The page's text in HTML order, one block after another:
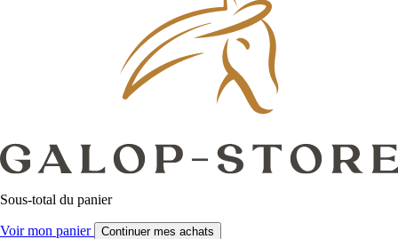
Sous-total du panier
Voir mon panier Continuer mes achats